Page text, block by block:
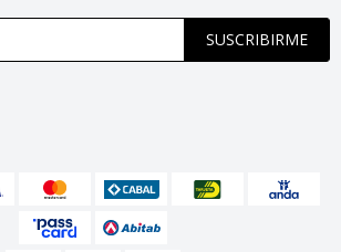
SUSCRIBIRME